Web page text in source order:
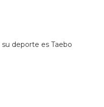
deporte es Taebo